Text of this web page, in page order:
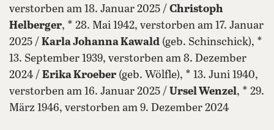
verstorben am 18. Januar 2025 / Christoph
Helberger, * 28. Mai 1942, verstorben am 17. Januar
2025 / Karla Johanna Kawald (geb. Schinschick), *
13. September 1939, verstorben am 8. Dezember
2024 / Erika Kroeber (geb. Wölfle), * 13. Juni 1940,
verstorben am 16. Januar 2025 / Ursel Wenzel, * 29.
März 1946, verstorben am 9. Dezember 2024